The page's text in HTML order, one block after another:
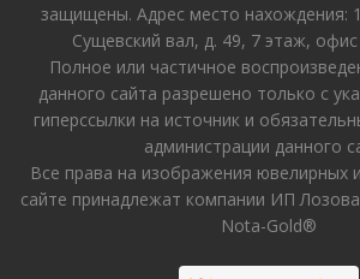
защищены. Адрес место нахождения:
Сущевский вал, д. 49, 7 этаж,
Полное или частичное
данного сайта разрешено только с
гиперссылки на источник и
администрации данного
Все права на изображения ювелирных
сайте принадлежат компании ИП
Nota-Gold®